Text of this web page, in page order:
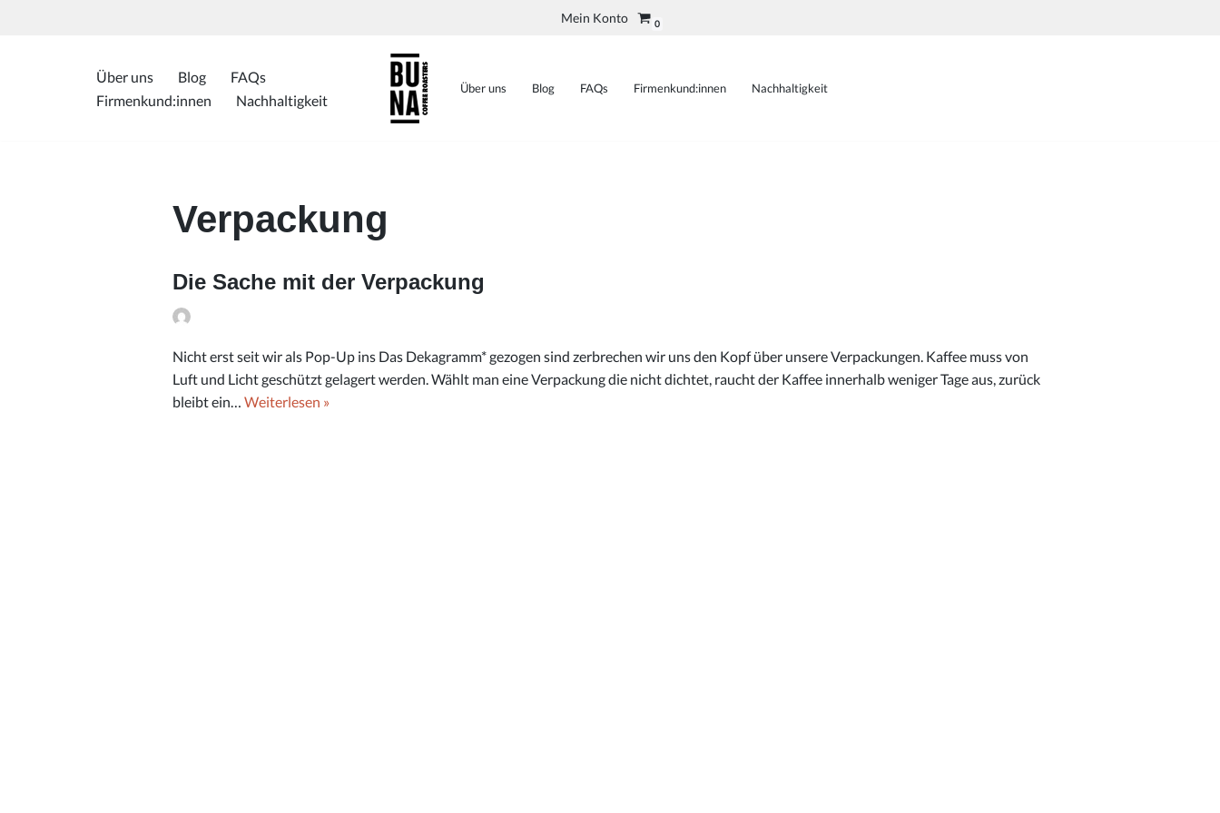
Mein Konto 0
Über uns Blog
FAQs
Firmenkund:innen
Nachhaltigkeit
Über uns Blog FAQs Firmenkund:innen Nachhaltigkeit
Verpackung
Die Sache mit der Verpackung
Nicht erst seit wir als Pop-Up ins Das Dekagramm* gezogen sind zerbrechen wir uns den Kopf über unsere Verpackungen. Kaffee muss von
Luft und Licht geschützt gelagert werden. Wählt man eine Verpackung die nicht dichtet, raucht der Kaffee innerhalb weniger Tage aus, zurück
bleibt ein… Weiterlesen »